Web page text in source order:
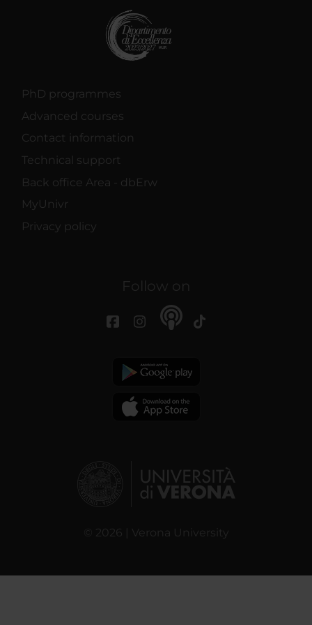
PhD programmes
Advanced courses
Contact information
Technical support
Back office Area - dbErw
MyUnivr
Privacy policy
Follow on
© 2026 | Verona University